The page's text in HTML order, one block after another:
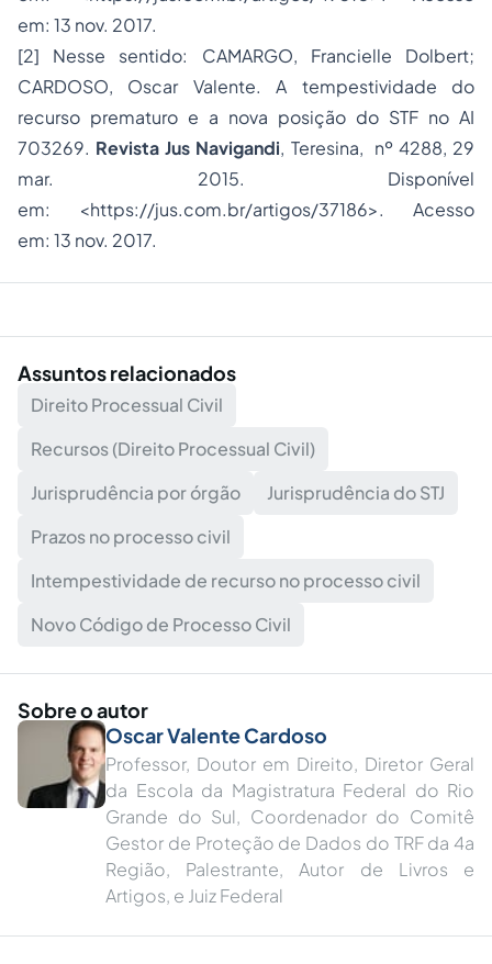
em: 13 nov. 2017.
[2] Nesse sentido: CAMARGO, Francielle Dolbert;
CARDOSO, Oscar Valente. A tempestividade do
recurso prematuro e a nova posição do STF no AI
703269. Revista Jus Navigandi, Teresina, nº 4288, 29
mar. 2015. Disponível
em: <https://jus.com.br/artigos/37186>. Acesso
em: 13 nov. 2017.
Assuntos relacionados
Direito Processual Civil
Recursos (Direito Processual Civil)
Jurisprudência por órgão
Jurisprudência do STJ
Prazos no processo civil
Intempestividade de recurso no processo civil
Novo Código de Processo Civil
Sobre o autor
Oscar Valente Cardoso
Professor, Doutor em Direito, Diretor Geral
da Escola da Magistratura Federal do Rio
Grande do Sul, Coordenador do Comitê
Gestor de Proteção de Dados do TRF da 4a
Região, Palestrante, Autor de Livros e
Artigos, e Juiz Federal